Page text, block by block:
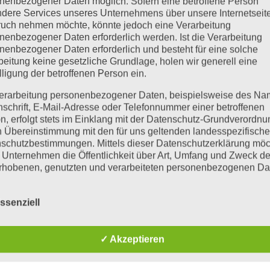
und Schwung im Alltag. Das Abnehmen ging quasi
müssen. Die Auswahl an Lebensmitteln, die man essen darf,
wieso und warum. Ich habe sehr erfolgreich daran profitiert:
guter Schlaf, gute Laune. Ich kann jedem den Kurs nur
Services unseres Unternehmens über unsere
nehmen möchte, könnte jedoch eine Verarbeitung
Daten erforderlich werden. Ist die Verarbeitung
Daten erforderlich und besteht für eine solche
keine gesetzliche Grundlage, holen wir generell eine
der betroffenen Person ein.
personenbezogener Daten, beispielsweise des
E-Mail-Adresse oder Telefonnummer einer betroffenen
erfolgt stets im Einklang mit der Datenschutz-
Übereinstimmung mit den für uns geltenden
Mittels dieser Datenschutzerklärung
Unternehmen die Öffentlichkeit über Art, Umfang und Zweck
genutzten und verarbeiteten personenbezogenen
Maßnahmen umgesetzt, um einen möglichst
Schutz der über diese Internetseite verarbeiteten
✓ Akzeptieren